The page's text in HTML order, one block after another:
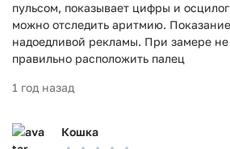
пульсом, показывает цифры и
можно отследить аритмию.
надоедливой рекламы. При замере не
правильно расположить палец
1 год назад
Кошка